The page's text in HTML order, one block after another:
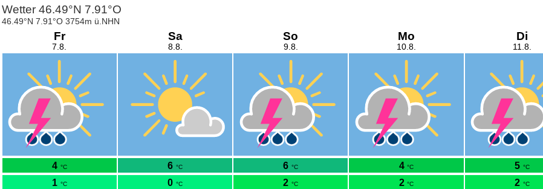
Wetter 46.49°N 7.91°O
46.49°N 7.91°O 3754m ü.NHN
Fr
7.8.
4 °C
1 °C
Sa
8.8.
6 °C
0 °C
So
9.8.
6 °C
2 °C
Mo
10.8.
4 °C
2 °C
Di
11.8.
5 °C
2 °C